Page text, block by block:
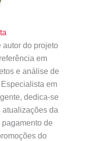
autor do projeto
em
e análise de
em
dedica-se
da
de
do